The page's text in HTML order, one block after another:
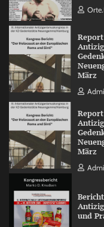
März
März
und